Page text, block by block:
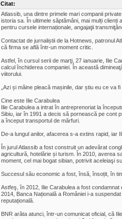
Citat:
Atlassib, una dintre primele mari companii
istoria sa. În ultimele săptămâni, mai mulți
pentru cursele internaționale, angajaţii
Contactat de jurnaliștii de la Hotnews, patronul
că firma se află într-un moment critic.
Astfel, în cursul serii de marţi, 27 ianuarie, Ilie
calcul închiderea companiei. În această
viitorului.
„Azi și mâine pleacă mașinile, dar știu eu ce va
Cine este Ilie Carabulea
Ilie Carabulea a intrat în antreprenoriat la
Sibiu, iar în 1991 a decis să pornească pe cont
a început transportul de mărfuri.
De-a lungul anilor, afacerea s-a extins rapid, iar
În jurul Atlassib a fost construit un adevărat
agricultură, hotelărie și turism. În 2010, averea
moment, cel mai bogat sibian, potrivit aceleiaşi
Succesul său economic a fost, însă, însoțit, în
Astfeş, în 2012, Ilie Carabulea a fost
2014, Banca Națională a României i-a
reputațională.
BNR arăta atunci, într-un comunicat oficial, că